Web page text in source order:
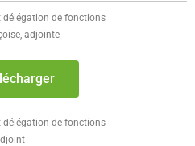
de fonctions
adjointe
de fonctions